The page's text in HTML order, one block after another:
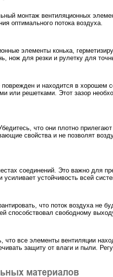
монтаж вентиляционных
оптимального потока воздуха.
элементы конька,
нож для резки и рулетку для
и находится в хорошем
решетками. Этот зазор
что они плотно
свойства и не позволят
соединений. Это важно для
устойчивость всей
что поток воздуха не
способствовал свободному
все элементы вентиляции
защиту от влаги и пыли.
материалов